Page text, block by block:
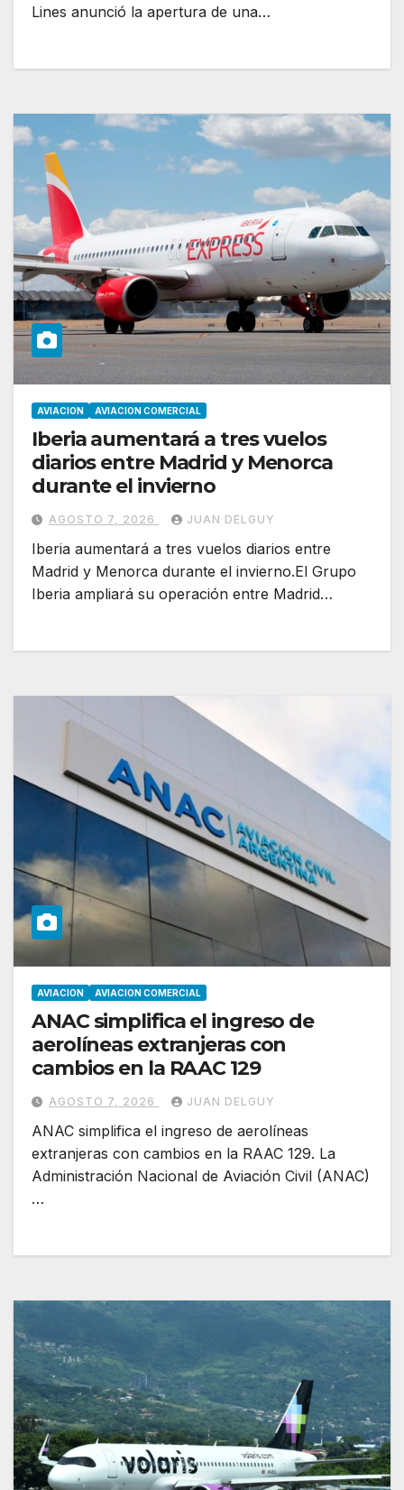
Lines anunció la apertura de una…
AVIACION AVIACION COMERCIAL
Iberia aumentará a tres vuelos
diarios entre Madrid y Menorca
durante el invierno
AGOSTO 7, 2026 JUAN DELGUY
Iberia aumentará a tres vuelos diarios entre
Madrid y Menorca durante el invierno.El Grupo
Iberia ampliará su operación entre Madrid…
AVIACION AVIACION COMERCIAL
ANAC simplifica el ingreso de
aerolíneas extranjeras con
cambios en la RAAC 129
AGOSTO 7, 2026 JUAN DELGUY
ANAC simplifica el ingreso de aerolíneas
extranjeras con cambios en la RAAC 129. La
Administración Nacional de Aviación Civil (ANAC)
…